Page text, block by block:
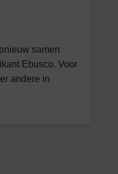
samen
Ebusco. Voor
andere in